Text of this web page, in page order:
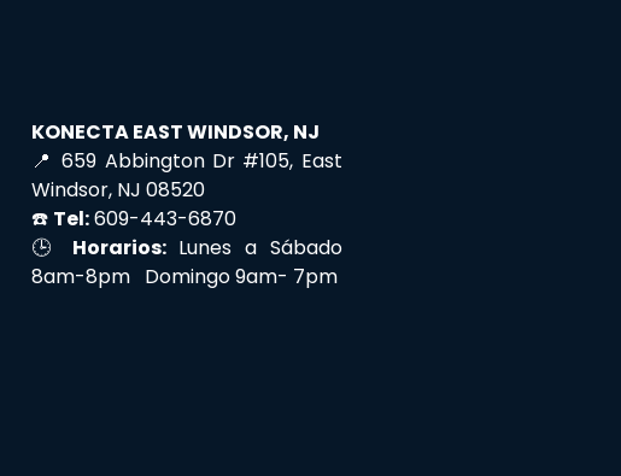
KONECTA EAST WINDSOR, NJ
📍 659 Abbington Dr #105, East
Windsor, NJ 08520
☎️ Tel:609-443-6870
🕒 Horarios:Lunes a Sábado
8am-8pm Domingo 9am- 7pm